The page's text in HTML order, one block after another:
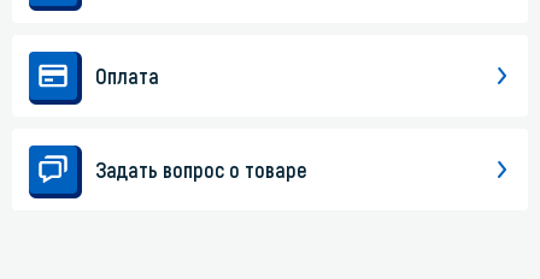
Оплата
Задать вопрос о товаре